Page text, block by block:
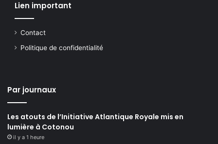
Lien important
Contact
Politique de confidentialité
Par journaux
Les atouts de l’Initiative Atlantique Royale mis en
lumière à Cotonou
il y a 1 heure